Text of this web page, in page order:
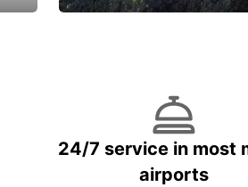
24/7 service in most
airports